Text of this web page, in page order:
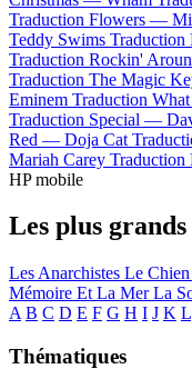
Traduction Flowers —
Teddy Swims
Traduction Rockin'
Traduction The Magic
Eminem Traduction
Traduction Special —
Red — Doja Cat
Mariah Carey
HP mobile
Les plus
Les Anarchistes Le Chien
Mémoire Et La MerLa
A B C D E F G H I J K L
Thématiques